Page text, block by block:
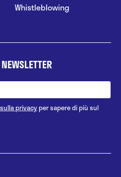
Whistleblowing
privacy per sapere di più sul